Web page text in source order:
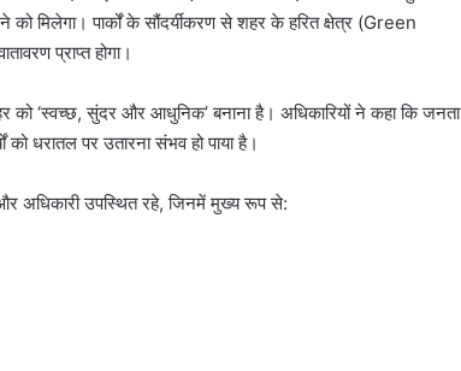
को मिलेगा। पार्कों के सौंदर्यीकरण से शहर के हरित क्षेत्र (Green
प्राप्त होगा।
को ‘स्वच्छ, सुंदर और आधुनिक’ बनाना है। अधिकारियों ने कहा कि जनता
धरातल पर उतारना संभव हो पाया है।
अधिकारी उपस्थित रहे, जिनमें मुख्य रूप से: